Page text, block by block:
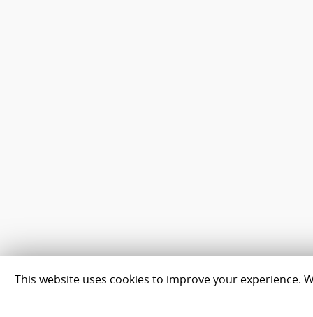
This website uses cookies to improve your experience.